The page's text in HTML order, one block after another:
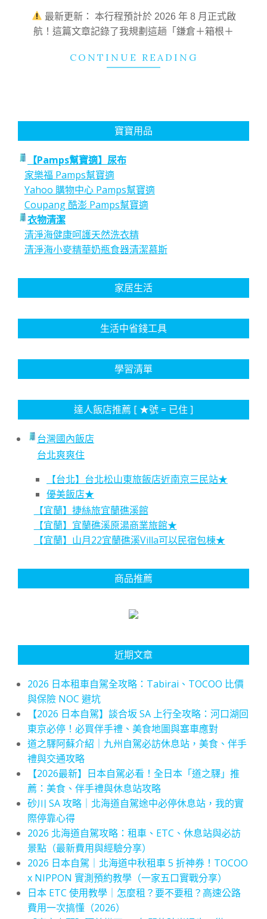
04
最新更新： 本行程預計於 2026 年 8 月正式啟
航！這篇文章記錄了我規劃這趟「鎌倉＋箱根＋
CONTINUE READING
寶寶用品
【Pamps幫寶適】尿布
家樂福 Pamps幫寶適
Yahoo 購物中心 Pamps幫寶適
Coupang 酷澎 Pamps幫寶適
衣物清潔
清淨海健康呵護天然洗衣精
清淨海小麥精華奶瓶食器清潔慕斯
家居生活
生活中省錢工具
學習清單
達人飯店推薦 [ ★號 = 已住 ]
台灣國內飯店
台北爽爽住
【台北】台北松山東旅飯店近南京三民站★
優美飯店★
【宜蘭】捷絲旅宜蘭礁溪館
【宜蘭】宜蘭礁溪原湯商業旅館★
【宜蘭】山月22宜蘭礁溪Villa可以民宿包棟★
商品推薦
近期文章
2026 日本租車自駕全攻略：Tabirai、TOCOO 比價
與保險 NOC 避坑
【2026 日本自駕】談合坂 SA 上行全攻略：河口湖回
東京必停！必買伴手禮、美食地圖與塞車應對
道之驛阿蘇介紹｜九州自駕必訪休息站，美食、伴手
禮與交通攻略
【2026最新】日本自駕必看！全日本「道之驛」推
薦：美食、伴手禮與休息站攻略
砂川 SA 攻略｜北海道自駕途中必停休息站，我的實
際停靠心得
2026 北海道自駕攻略：租車、ETC、休息站與必訪
景點（最新費用與經驗分享）
2026 日本自駕｜北海道中秋租車 5 折神券！TOCOO
x NIPPON 實測預約教學（一家五口實戰分享）
日本 ETC 使用教學｜怎麼租？要不要租？高速公路
費用一次搞懂（2026）